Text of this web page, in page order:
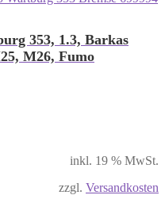
353, 1.3, Barkas
M26, Fumo
inkl. 19 % MwSt.
zzgl. Versandkosten